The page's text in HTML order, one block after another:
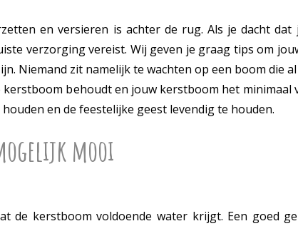
en versieren is achter de rug. Als je dacht
verzorging vereist. Wij geven je graag tips om
Niemand zit namelijk te wachten op een boom die
behoudt en jouw kerstboom het
en de feestelijke geest levendig te houden.
mooi
de kerstboom voldoende water krijgt. Een goed